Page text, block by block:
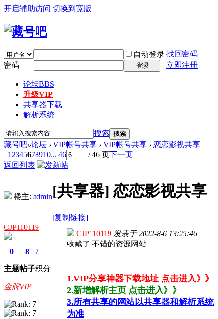
开启辅助访问 切换到宽版
自动登录 找回密码
密码
登录 立即注册
论坛BBS
升级VIP
共享器下载
解析系统
搜索 搜索
藏号吧»论坛 › VIP帐号共享 › VIP帐号共享 › 恋恋影视共享
1 2345678910... 46 / 46 页下一页
返回列表
楼主: admin[共享器] 恋恋影视共享
[复制链接]
CJP110119
0
主题
8
帖子
7
积分
金牌VIP
CJP110119 发表于2022-8-6 13:25:46
收藏了 不错的资源网站
1.VIP分享神器下载地址 点击进入》》
2.新增解析主页 点击进入》》
3.所有共享的网站以共享器和解析系统
为准